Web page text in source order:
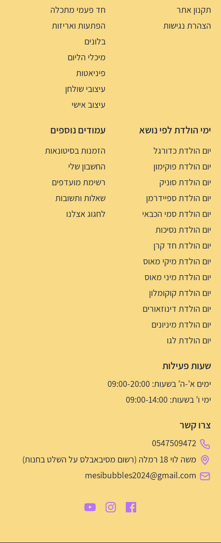
תקנון אתר
הצהרת נגישות
חד פעמי מתכלה
הפתעות ואריזות
בלונים
מיכלי הליום
פיניאטות
עיצובי שולחן
עיצוב אישי
ימי הולדת לפי נושא
יום הולדת כדורגל
יום הולדת פוקימון
יום הולדת סוניק
יום הולדת ספיידרמן
יום הולדת סמי הכבאי
יום הולדת נסיכות
יום הולדת חד קרן
יום הולדת מיקי מאוס
יום הולדת מיני מאוס
יום הולדת קוקומלון
יום הולדת דינוזאורים
יום הולדת מיניונים
יום הולדת לגו
עמודים נוספים
הזמנות בסיטונאות
החשבון שלי
רשימת מועדפים
שאלות ותשובות
לחגוג אצלנו
שעות פעילות
ימים א’-ה’ בשעות: 09:00-20:00
ימי ו’ בשעות: 09:00-14:00
צרו קשר
0547509472
משה לוי 18 רמלה (רשום מסיבאבלס על השלט בחנות)
mesibubbles2024@gmail.com